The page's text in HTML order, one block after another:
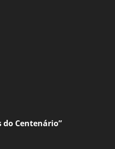
do Centenário”